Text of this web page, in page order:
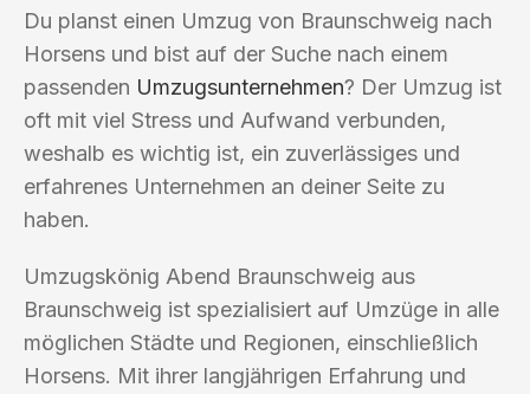
Du planst einen Umzug von Braunschweig nach
Horsens und bist auf der Suche nach einem
passenden Umzugsunternehmen? Der Umzug ist
oft mit viel Stress und Aufwand verbunden,
weshalb es wichtig ist, ein zuverlässiges und
erfahrenes Unternehmen an deiner Seite zu
haben.
Umzugskönig Abend Braunschweig aus
Braunschweig ist spezialisiert auf Umzüge in alle
möglichen Städte und Regionen, einschließlich
Horsens. Mit ihrer langjährigen Erfahrung und